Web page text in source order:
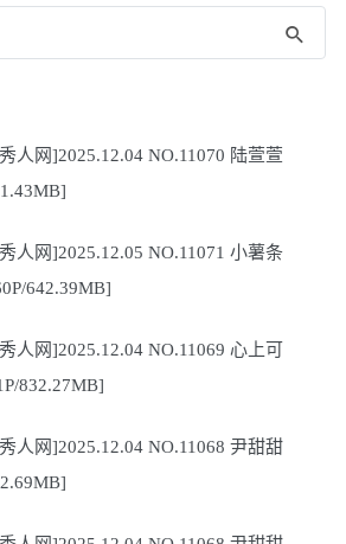
人网]2025.12.04 NO.11070 陆萱萱
人网]2025.12.05 NO.11071 小薯条
642.39MB]
人网]2025.12.04 NO.11069 心上可
832.27MB]
人网]2025.12.04 NO.11068 尹甜甜